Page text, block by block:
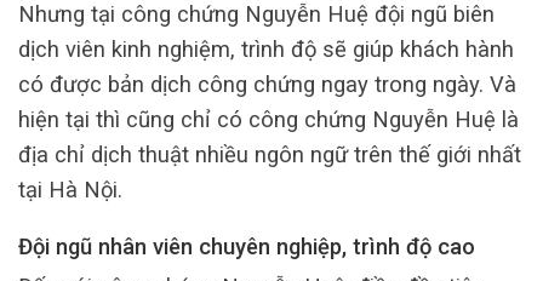
Nhưng tại công chứng Nguyễn Huệ đội ngũ biên
dịch viên kinh nghiệm, trình độ sẽ giúp khách hành
có được bản dịch công chứng ngay trong ngày. Và
hiện tại thì cũng chỉ có công chứng Nguyễn Huệ là
địa chỉ dịch thuật nhiều ngôn ngữ trên thế giới nhất
tại Hà Nội.
Đội ngũ nhân viên chuyên nghiệp, trình độ cao